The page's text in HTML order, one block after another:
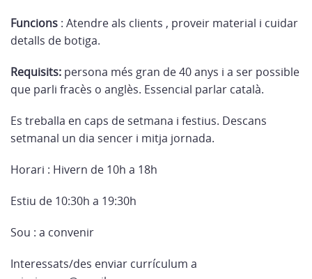
Funcions : Atendre als clients , proveir material i cuidar
detalls de botiga.
Requisits: persona més gran de 40 anys i a ser possible
que parli fracès o anglès. Essencial parlar català.
Es treballa en caps de setmana i festius. Descans
setmanal un dia sencer i mitja jornada.
Horari : Hivern de 10h a 18h
Estiu de 10:30h a 19:30h
Sou : a convenir
Interessats/des enviar currículum a